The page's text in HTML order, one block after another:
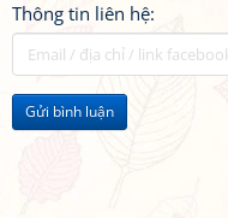
Thông tin liên hệ:
Gửi bình luận